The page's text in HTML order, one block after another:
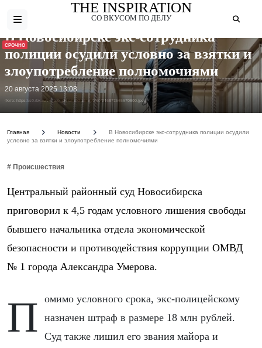
THE INSPIRATION
СО ВКУСОМ ПО ДЕЛУ
СРОЧНО
Фото: https://s0.rbk.ru/v6_top_pics/media/img/0/90/346872565670900.jpeg
В Новосибирске экс-сотрудника
полиции осудили условно за взятки и
злоупотребление полномочиями
20 августа 2025 13:08
Главная Новости
В Новосибирске экс-сотрудника полиции осудили
условно за взятки и злоупотребление полномочиями
# Происшествия
Центральный районный суд Новосибирска
приговорил к 4,5 годам условного лишения свободы
бывшего начальника отдела экономической
безопасности и противодействия коррупции ОМВД
№ 1 города Александра Умерова.
Помимо условного срока, экс-полицейскому
назначен штраф в размере 18 млн рублей.
Суд также лишил его звания майора и